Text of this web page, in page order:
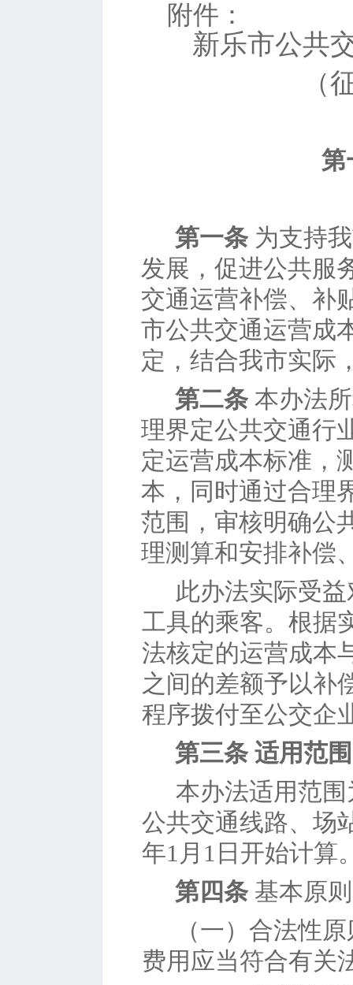
附件：
新乐市公共
（
第一条 为支持
发展，促进公共服
交通运营补偿、补
市公共交通运营成
定，结合我市实际
第二条 本办法
理界定公共交通行
定运营成本标准，
本，同时通过合理
范围，审核明确公
理测算和安排补偿
此办法实际受
工具的乘客。根据
法核定的运营成本
之间的差额予以补
程序拨付至公交企
第三条 适用范围
本办法适用范
公共交通线路、场
年1月1日开始计算
第四条 基本原则
（一） 合法性
费用应当符合有关